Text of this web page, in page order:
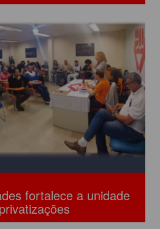
fortalece a unidade